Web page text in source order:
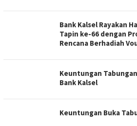
Bank Kalsel Rayakan
Tapin ke-66 dengan
Rencana Berhadiah
Keuntungan
Bank Kalsel
Keuntungan Buka